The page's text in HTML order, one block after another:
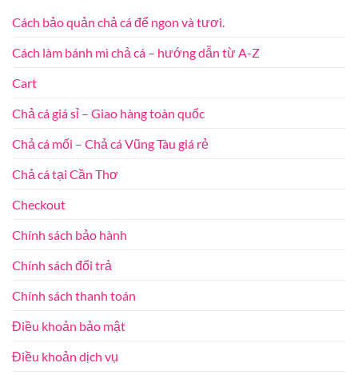
Cách bảo quản chả cá để ngon và tươi.
Cách làm bánh mì chả cá – hướng dẫn từ A-Z
Cart
Chả cá giá sỉ – Giao hàng toàn quốc
Chả cá mối – Chả cá Vũng Tàu giá rẻ
Chả cá tại Cần Thơ
Checkout
Chính sách bảo hành
Chính sách đổi trả
Chính sách thanh toán
Điều khoản bảo mật
Điều khoản dịch vụ